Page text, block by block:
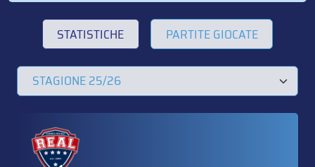
STATISTICHE PARTITE GIOCATE